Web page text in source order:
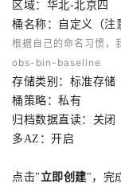
区域：华北-北京四
桶名称：自定义（注
根据自己的命名习惯，
obs-bin-baseline
存储类别：标准存储
桶策略：私有
归档数据直读：关闭
多AZ：开启
点击" 立即创建"，完